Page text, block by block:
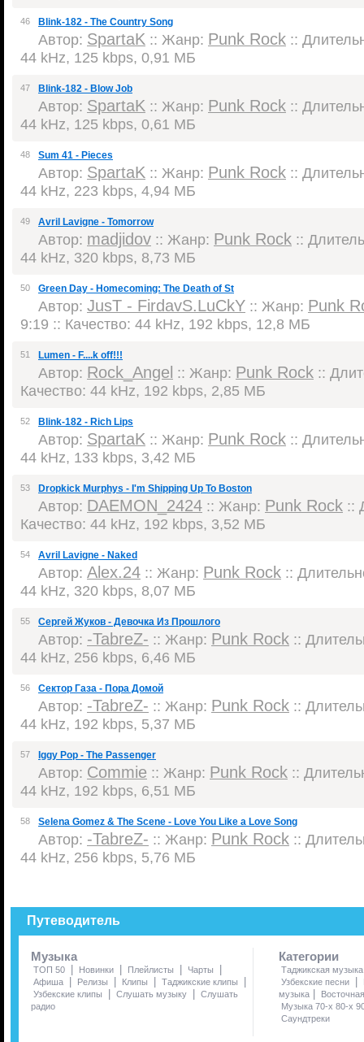
46 Blink-182 - The Country Song
Автор: SpartaK :: Жанр: Punk Rock ::
44 kHz, 125 kbps, 0,91 МБ
47 Blink-182 - Blow Job
Автор: SpartaK :: Жанр: Punk Rock ::
44 kHz, 125 kbps, 0,61 МБ
48 Sum 41 - Pieces
Автор: SpartaK :: Жанр: Punk Rock ::
44 kHz, 223 kbps, 4,94 МБ
49 Avril Lavigne - Tomorrow
Автор: madjidov :: Жанр: Punk Rock ::
44 kHz, 320 kbps, 8,73 МБ
50 Green Day - Homecoming: The Death of St
Автор: JusT - FirdavS.LuCkY :: Жанр: Punk
9:19 :: Качество: 44 kHz, 192 kbps, 12,8 МБ
51 Lumen - F....k off!!!
Автор: Rock_Angel :: Жанр: Punk Rock ::
Качество: 44 kHz, 192 kbps, 2,85 МБ
52 Blink-182 - Rich Lips
Автор: SpartaK :: Жанр: Punk Rock ::
44 kHz, 133 kbps, 3,42 МБ
53 Dropkick Murphys - I'm Shipping Up To Boston
Автор: DAEMON_2424 :: Жанр: Punk Rock ::
Качество: 44 kHz, 192 kbps, 3,52 МБ
54 Avril Lavigne - Naked
Автор: Alex.24 :: Жанр: Punk Rock ::
44 kHz, 320 kbps, 8,07 МБ
55 Сергей Жуков - Девочка Из Прошлого
Автор: -TabreZ- :: Жанр: Punk Rock ::
44 kHz, 256 kbps, 6,46 МБ
56 Сектор Газа - Пора Домой
Автор: -TabreZ- :: Жанр: Punk Rock ::
44 kHz, 192 kbps, 5,37 МБ
57 Iggy Pop - The Passenger
Автор: Commie :: Жанр: Punk Rock ::
44 kHz, 192 kbps, 6,51 МБ
58 Selena Gomez & The Scene - Love You Like a Love Song
Автор: -TabreZ- :: Жанр: Punk Rock ::
44 kHz, 256 kbps, 5,76 МБ
Путеводитель
Музыка
ТОП 50 Новинки Плейлисты Чарты
Афиша Релизы Клипы Таджикские клипы
Узбекские клипы Слушать музыку
Слушать
радио
Категории
Таджикская музыка
Узбекские песни
музыка
Музыка 70-х 80-х
Саундтреки